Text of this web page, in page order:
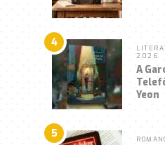
4
2026
A
Yeon
5